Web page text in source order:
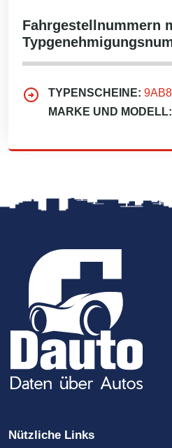
Fahrgestellnummern
TYPENSCHEINE:
MARKE UND MODELL:
Nützliche Links